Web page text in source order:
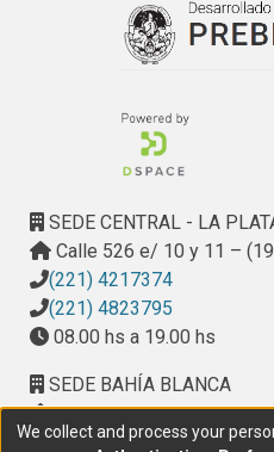
SEDE CENTRAL - LA
Calle 526 e/ 10 y 11 –
(221) 4217374
(221) 4823795
08.00 hs a 19.00 hs
SEDE BAHÍA BLANCA
Calle Ciudad de Cali 320
Provincial del Sudoeste
We collect and process your